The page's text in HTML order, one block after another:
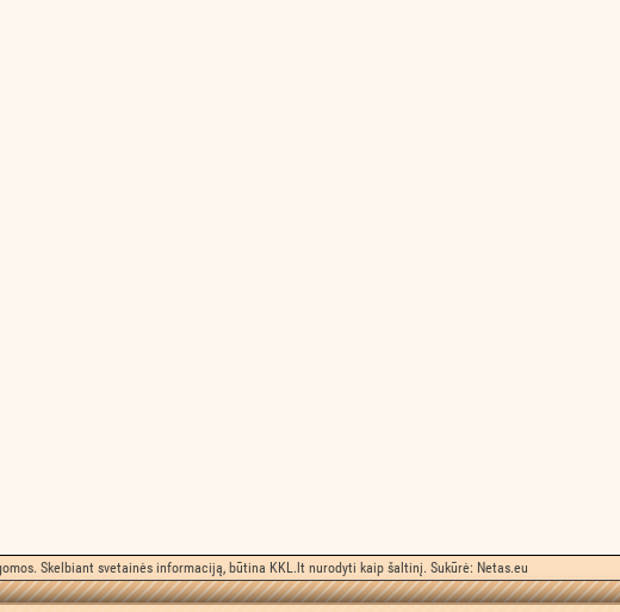
Skelbiant svetainės informaciją, būtina KKL.lt nurodyti kaip šaltinį. Sukūrė: Netas.eu